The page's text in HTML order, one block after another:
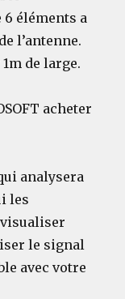
6 éléments a
l’antenne.
de large.
acheter
analysera
les
le signal
avec votre